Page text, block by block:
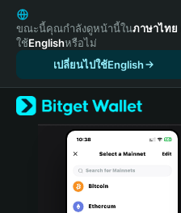
English
日本語
Tiếng Việt
Español (Latinoamérica)
Türkçe
Italiano
ขณะนี้คุณกำลังดูหน้านี้ในภาษาไทย
ใช้Englishหรือไม่
เปลี่ยนไปใช้English